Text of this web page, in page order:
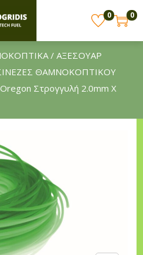
S
k
i
p
t
v
i
g
a
t
i
S
k
i
p
t
n
t
e
n
t
0 0
/ ΑΞΕΣΟΥΑΡ
ΘΑΜΝΟΚΟΠΤΙΚΟΥ
Στρογγυλή 2.0mm X